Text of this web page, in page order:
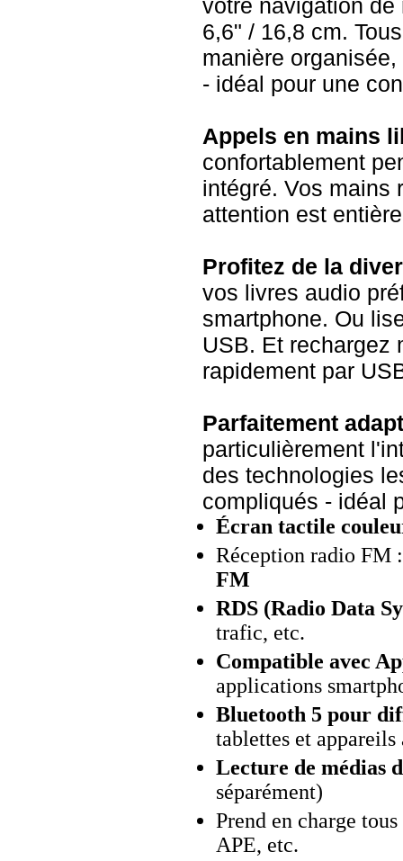
votre navigation
6,6" / 16,8 cm.
manière
- idéal pour une
Appels en mains
confortablement
intégré. Vos mains
attention est
Profitez de la
vos livres audio
smartphone. Ou
USB. Et rechargez
rapidement par
Parfaitement
particulièrement
des technologies
compliqués - idéal
Écran tactile
Réception radio FM
FM
RDS (Radio Data
trafic, etc.
Compatible avec
applications
Bluetooth 5 pour
tablettes et
Lecture de médias
séparément)
Prend en charge
APE, etc.